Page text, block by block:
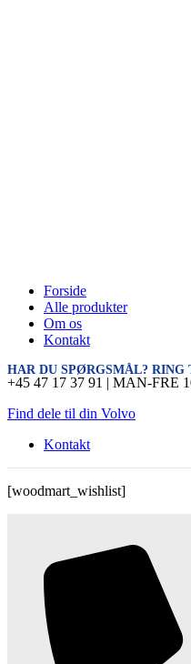
Forside
Alle produkter
Om os
Kontakt
HAR DU SPØRGSMÅL? RING
+45 47 17 37 91 | MAN-FRE
Find dele til din Volvo
Kontakt
[woodmart_wishlist]